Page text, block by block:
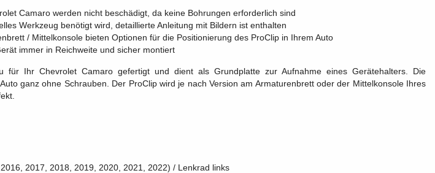
Camaro werden nicht beschädigt, da keine Bohrungen erforderlich sind
Werkzeug benötigt wird, detaillierte Anleitung mit Bildern ist enthalten
/ Mittelkonsole bieten Optionen für die Positionierung des ProClip in Ihrem Auto
immer in Reichweite und sicher montiert
für Ihr Chevrolet Camaro gefertigt und dient als Grundplatte zur Aufnahme eines Gerätehalters. Die
ganz ohne Schrauben. Der ProClip wird je nach Version am Armaturenbrett oder der Mittelkonsole Ihres
2017, 2018, 2019, 2020, 2021, 2022) / Lenkrad links